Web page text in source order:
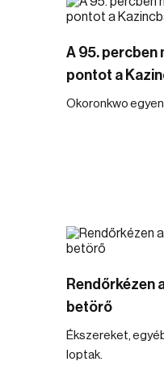
A 95. percben
pontot a
Okoronkwo
Rendőrkézen
betörő
Ékszereket,
loptak.